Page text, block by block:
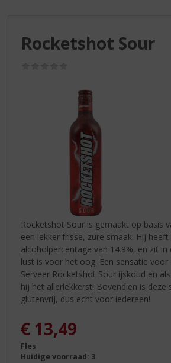
Rocketshot Sour
Rocketshot Sour is gemaakt op basis
een lekker frisse, zure smaak. Hij heeft
alcoholpercentage van 14.9%, en zit in
lust is voor het oog. Een sensatie voor
Serveer Rocketshot Sour ijskoud en
hij het allerlekkerst! Bovendien is deze
glutenvrij, dus echt voor iedereen!
€ 13,49
Fles
Huidige voorraad: 3